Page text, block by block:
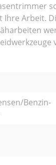
Arbeit.
Benzin-